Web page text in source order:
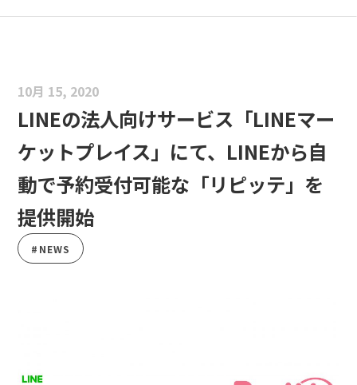
10月 15, 2020
LINEの法人向けサービス「LINEマー
ケットプレイス」にて、LINEから自
動で予約受付可能な「リピッテ」を
提供開始
#NEWS